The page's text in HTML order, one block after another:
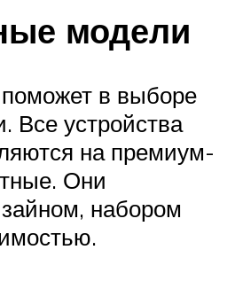
модели
поможет в выборе
Все устройства
на премиум-
Они
набором